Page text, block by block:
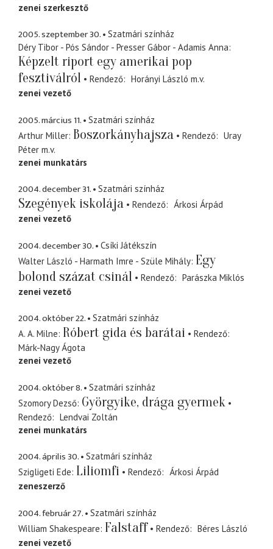
zenei szerkesztő
2005. szeptember 30.
Szatmári színház
Déry Tibor - Pós Sándor - Presser Gábor - Adamis Anna
Képzelt riport egy amerikai pop
fesztiválról
Rendező Horányi László m.v.
zenei vezető
2005. március 11.
Szatmári színház
Arthur Miller Boszorkányhajsza Rendező
Uray
Péter m.v.
zenei munkatárs
2004. december 31. Szatmári színház
Szegények iskolája Rendező
Árkosi Árpád
zenei vezető
2004. december 30.
Csíki Játékszín
Walter László - Harmath Imre - Szüle Mihály Egy
bolond százat csinál
Rendező
Parászka Miklós
zenei vezető
2004. október 22.
Szatmári színház
A. A. Milne Róbert gida és barátai
Rendező
Márk-Nagy Ágota
zenei vezető
2004. október 8.
Szatmári színház
Szomory Dezső Györgyike, drága gyermek
Rendező
Lendvai Zoltán
zenei munkatárs
2004. április 30.
Szatmári színház
Szigligeti Ede Liliomfi Rendező
Árkosi Árpád
zeneszerző
2004. február 27.
Szatmári színház
William Shakespeare Falstaff Rendező
Béres László
zenei vezető